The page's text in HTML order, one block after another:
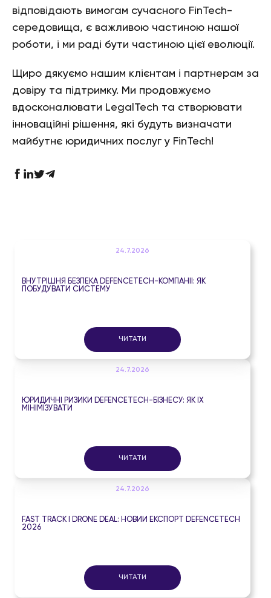
відповідають вимогам сучасного FinTech-
середовища, є важливою частиною нашої
роботи, і ми раді бути частиною цієї еволюції.
Щиро дякуємо нашим клієнтам і партнерам за
довіру та підтримку. Ми продовжуємо
вдосконалювати LegalTech та створювати
інноваційні рішення, які будуть визначати
майбутнє юридичних послуг у FinTech!
24.7.2026
ВНУТРІШНЯ БЕЗПЕКА DEFENCETECH-КОМПАНІЇ: ЯК
ПОБУДУВАТИ СИСТЕМУ
ЧИТАТИ
24.7.2026
ЮРИДИЧНІ РИЗИКИ DEFENCETECH-БІЗНЕСУ: ЯК ЇХ
МІНІМІЗУВАТИ
ЧИТАТИ
24.7.2026
FAST TRACK І DRONE DEAL: НОВИЙ ЕКСПОРТ DEFENCETECH
2026
ЧИТАТИ